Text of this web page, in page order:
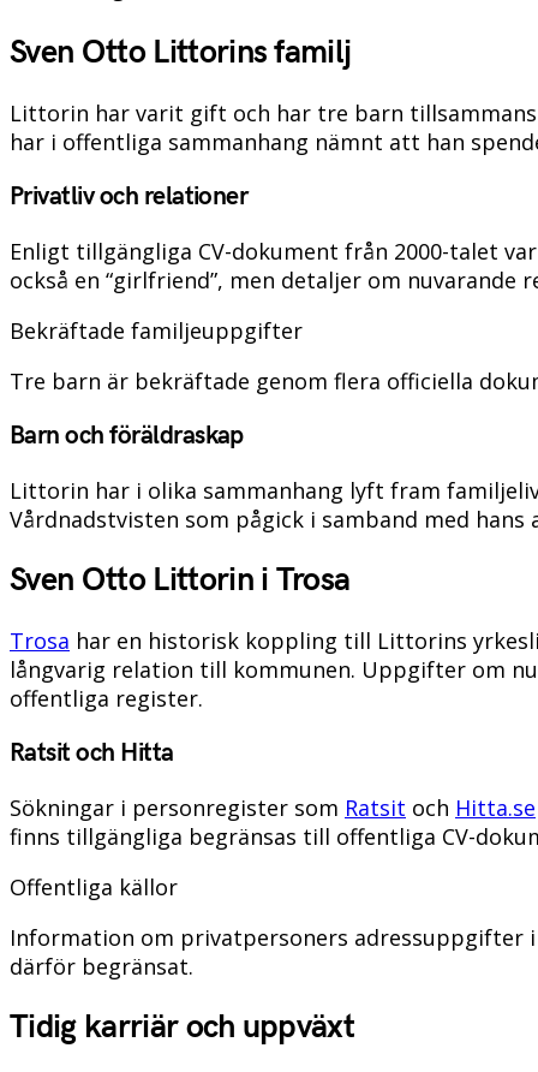
Sven Otto Littorins familj
Littorin har varit gift och har tre barn
har i offentliga sammanhang nämnt att han
Privatliv och relationer
Enligt tillgängliga CV-dokument från 2000-talet
också en “girlfriend”, men detaljer om nuvarande
Bekräftade familjeuppgifter
Tre barn är bekräftade genom flera officiella
Barn och föräldraskap
Littorin har i olika sammanhang lyft fram
Vårdnadstvisten som pågick i samband med
Sven Otto Littorin i Trosa
Trosa har en historisk koppling till Littorins
långvarig relation till kommunen. Uppgifter om
offentliga register.
Ratsit och Hitta
Sökningar i personregister som Ratsit och Hitta.se
finns tillgängliga begränsas till offentliga CV-
Offentliga källor
Information om privatpersoners adressuppgifter
därför begränsat.
Tidig karriär och uppväxt